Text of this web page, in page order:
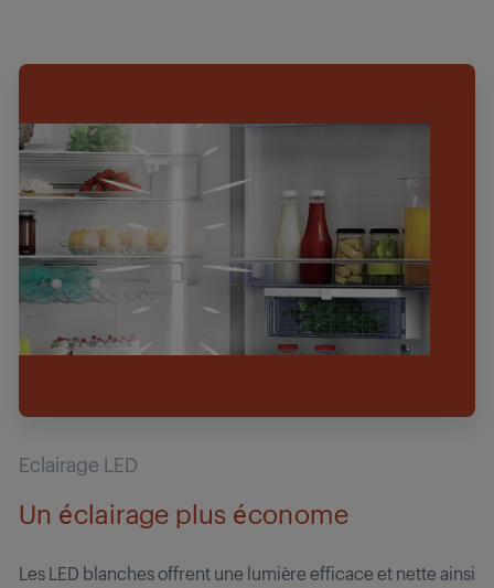
Eclairage LED
Un éclairage plus économe
Les LED blanches offrent une lumière efficace et nette ainsi